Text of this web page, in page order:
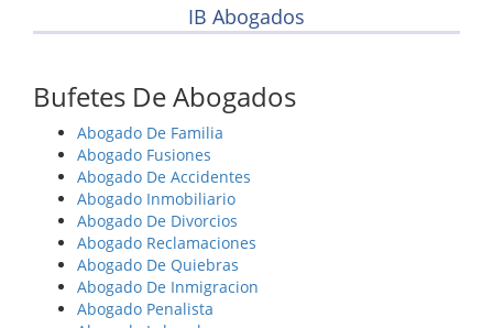
IB Abogados
Bufetes De Abogados
Abogado De Familia
Abogado Fusiones
Abogado De Accidentes
Abogado Inmobiliario
Abogado De Divorcios
Abogado Reclamaciones
Abogado De Quiebras
Abogado De Inmigracion
Abogado Penalista